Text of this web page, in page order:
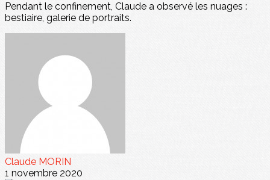
Pendant le confinement, Claude a observé les nuages :
bestiaire, galerie de portraits.
Claude MORIN
1 novembre 2020